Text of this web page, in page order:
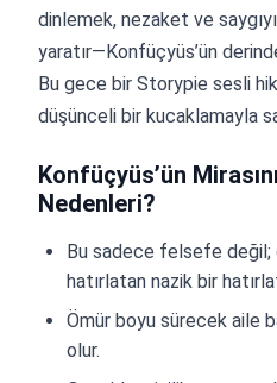
dinlemek, nezaket ve
yaratır—Konfüçyüs’ün
Bu gece bir Storypie sesli
düşünceli bir kucaklamayla
Konfüçyüs’ün
Nedenleri?
Bu sadece felsefe değil;
hatırlatan nazik bir
Ömür boyu sürecek aile
olur.